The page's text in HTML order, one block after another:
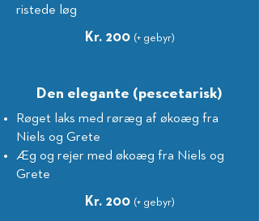
ristede løg
Kr. 200 (+ gebyr)
Den elegante (pescetarisk)
Røget laks med røræg af økoæg fra
Niels og Grete
Æg og rejer med økoæg fra Niels og
Grete
Kr. 200 (+ gebyr)